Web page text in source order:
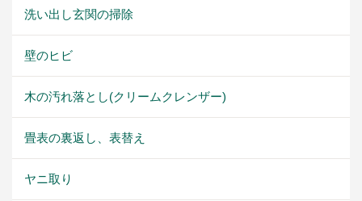
洗い出し玄関の掃除
壁のヒビ
木の汚れ落とし(クリームクレンザー)
畳表の裏返し、表替え
ヤニ取り